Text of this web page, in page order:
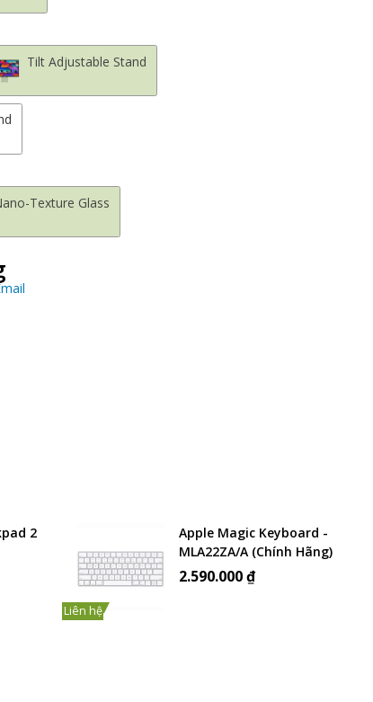
Tilt Adjustable Stand
Texture Glass
2
Liên hệ
Apple Magic Keyboard -
MLA22ZA/A (Chính Hãng)
2.590.000 ₫